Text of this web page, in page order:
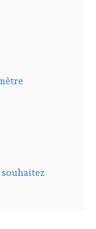
souhaitez